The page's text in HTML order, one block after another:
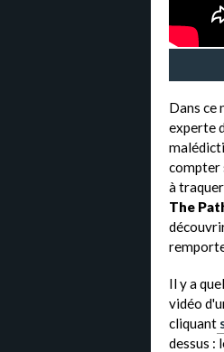
Dans ce
experte
compter
à
The
Il y a
vidéo
cliquant
dessus :